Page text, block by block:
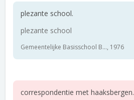
plezante school.
plezante school
Gemeentelijke Basisschool B..., 1976
correspondentie met haaksbergen.